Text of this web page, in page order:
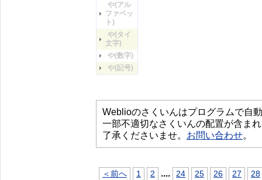
や(アル
ファベッ
ト)
や(タイ
文字)
や(数字)
や(記号)
Weblioのさくいんはプログラムで自
一部不適切なさくいんの配置が含ま
了承くださいませ。 お問い合わせ。
＜前へ 1 2 .... 24 25 26 27 28